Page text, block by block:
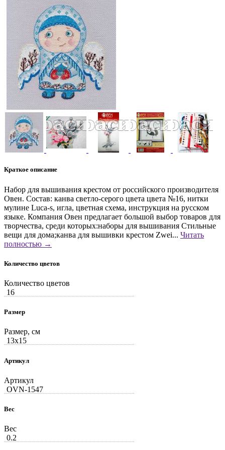
Краткое описание
Набор для вышивания крестом от российского производителя
Овен. Состав: канва светло-серого цвета цвета №16, нитки
мулине Luca-s, игла, цветная схема, инструкция на русском
языке. Компания Овен предлагает большой выбор товаров для
творчества, среди которых:наборы для вышивания Стильные
вещи для дома;канва для вышивки крестом Zwei... Читать
полностью →
Количество цветов
Количество цветов
16
Размер
Размер, см
13x15
Артикул
Артикул
OVN-1547
Вес
Вес
0.2